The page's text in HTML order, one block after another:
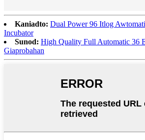
Kaniadto: Dual Power 96 Itlog
Incubator
Sunod: High Quality Full Automatic 36
Giaprobahan